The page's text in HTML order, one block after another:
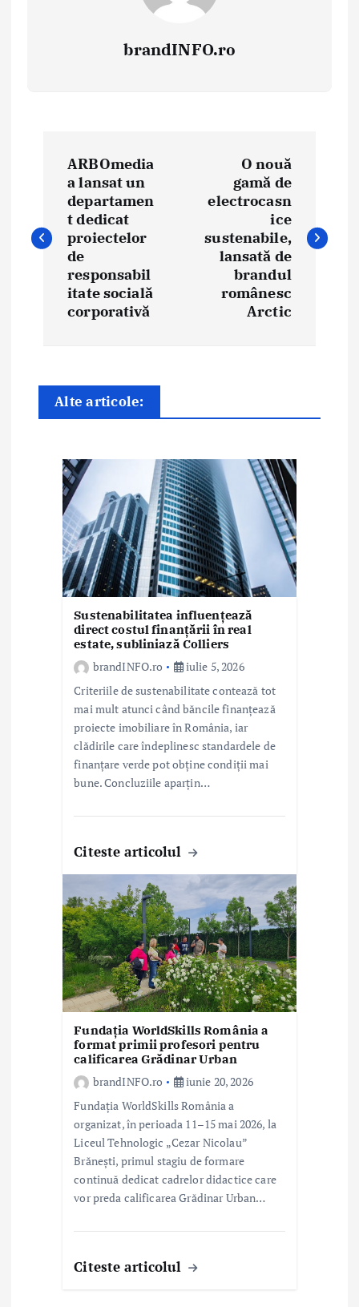
brandINFO.ro
i
ARBOmedia
a lansat un
departamen
t dedicat
proiectelor
de
responsabil
itate socială
corporativă
O nouă
gamă de
electrocasn
ice
sustenabile,
lansată de
brandul
românesc
Arctic
Alte articole:
Sustenabilitatea influențează
direct costul finanțării în real
estate, subliniază Colliers
brandINFO.ro
iulie 5, 2026
Criteriile de sustenabilitate contează tot
mai mult atunci când băncile finanțează
proiecte imobiliare în România, iar
clădirile care îndeplinesc standardele de
finanțare verde pot obține condiții mai
bune. Concluziile aparțin…
Citeste articolul
Fundația WorldSkills România a
format primii profesori pentru
calificarea Grădinar Urban
brandINFO.ro
iunie 20, 2026
Fundația WorldSkills România a
organizat, în perioada 11–15 mai 2026, la
Liceul Tehnologic „Cezar Nicolau”
Brănești, primul stagiu de formare
continuă dedicat cadrelor didactice care
vor preda calificarea Grădinar Urban…
Citeste articolul